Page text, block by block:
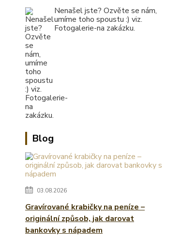
Nenašel jste? Ozvěte se nám,
umíme toho spoustu :) viz.
Fotogalerie-na zakázku.
Blog
03.08.2026
Gravírované krabičky na peníze –
originální způsob, jak darovat
bankovky s nápadem